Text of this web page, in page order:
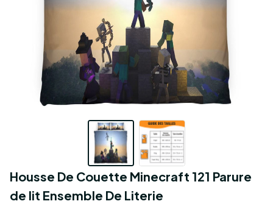
Housse De Couette Minecraft 121 Parure
de lit Ensemble De Literie